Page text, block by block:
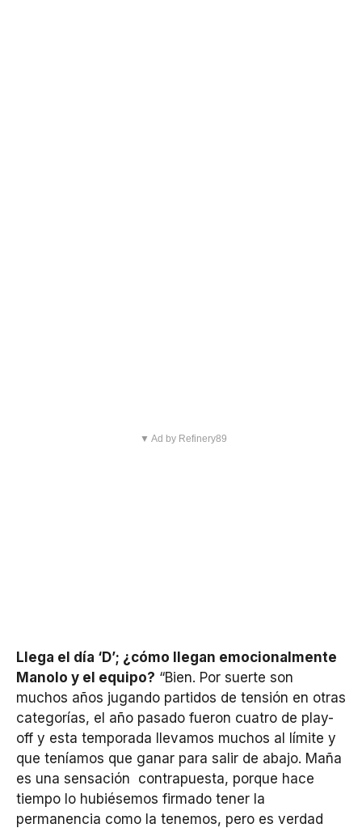
▼ Ad by Refinery89
Llega el día ‘D’; ¿cómo llegan emocionalmente
Manolo y el equipo? “Bien. Por suerte son
muchos años jugando partidos de tensión en otras
categorías, el año pasado fueron cuatro de play-
off y esta temporada llevamos muchos al límite y
que teníamos que ganar para salir de abajo. Maña
es una sensación contrapuesta, porque hace
tiempo lo hubiésemos firmado tener la
permanencia como la tenemos, pero es verdad